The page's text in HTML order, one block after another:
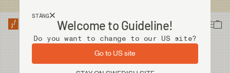
STÄNG
Welcome to Guideline!
Do you want to change to our US site?
Go to US site